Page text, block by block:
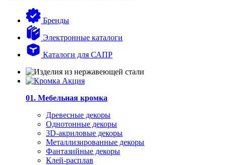
Бренды
Электронные каталоги
Каталоги для САПР
01. Мебельная кромка
Древесные декоры
Однотонные декоры
3D-акриловые декоры
Металлизированные декоры
Фантазийные декоры
Клей-расплав